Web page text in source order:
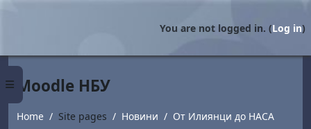
Side panel
You are not logged in. (Log in)
Moodle НБУ
Home Site pages Новини От Илиянци до НАСА